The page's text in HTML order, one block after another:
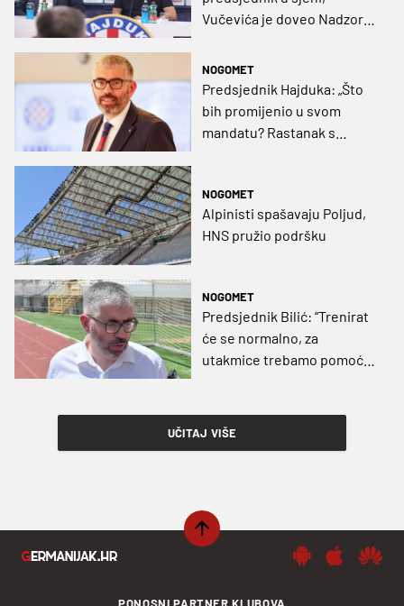
Vučevića je doveo Nadzorni
NOGOMET
Predsjednik Hajduka: „Što
bih promijenio u svom
mandatu? Rastanak s
NOGOMET
Alpinisti spašavaju Poljud,
HNS pružio podršku
NOGOMET
Predsjednik Bilić: “Trenirat
će se normalno, za
utakmice trebamo pomoć
UČITAJ VIŠE